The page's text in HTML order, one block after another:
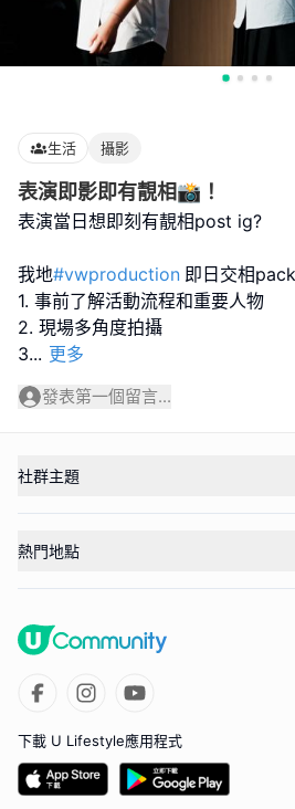
生活 攝影
表演即影即有靚相📸！
表演當日想即刻有靚相post ig?
我地#vwproduction 即日交相
1. 事前了解活動流程和重要人物
2. 現場多角度拍攝
3... 更多
發表第一個留言...
社群主題
熱門地點
下載 U Lifestyle應用程式